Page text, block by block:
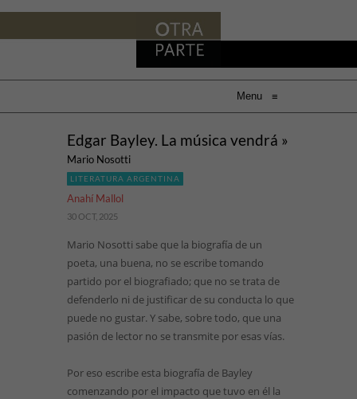
Menu ≡
Edgar Bayley. La música vendrá »
Mario Nosotti
LITERATURA ARGENTINA
Anahí Mallol
30 OCT, 2025
Mario Nosotti sabe que la biografía de un
poeta, una buena, no se escribe tomando
partido por el biografiado; que no se trata de
defenderlo ni de justificar de su conducta lo que
puede no gustar. Y sabe, sobre todo, que una
pasión de lector no se transmite por esas vías.
Por eso escribe esta biografía de Bayley
comenzando por el impacto que tuvo en él la